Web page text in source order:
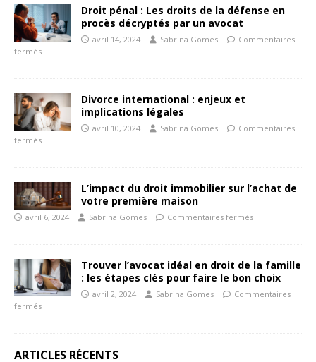
Droit pénal : Les droits de la défense en
procès décryptés par un avocat
avril 14, 2024 Sabrina Gomes
Commentaires
fermés
Divorce international : enjeux et
implications légales
avril 10, 2024 Sabrina Gomes
Commentaires
fermés
L’impact du droit immobilier sur l’achat de
votre première maison
avril 6, 2024 Sabrina Gomes Commentaires fermés
Trouver l’avocat idéal en droit de la famille
: les étapes clés pour faire le bon choix
avril 2, 2024 Sabrina Gomes
Commentaires
fermés
ARTICLES RÉCENTS